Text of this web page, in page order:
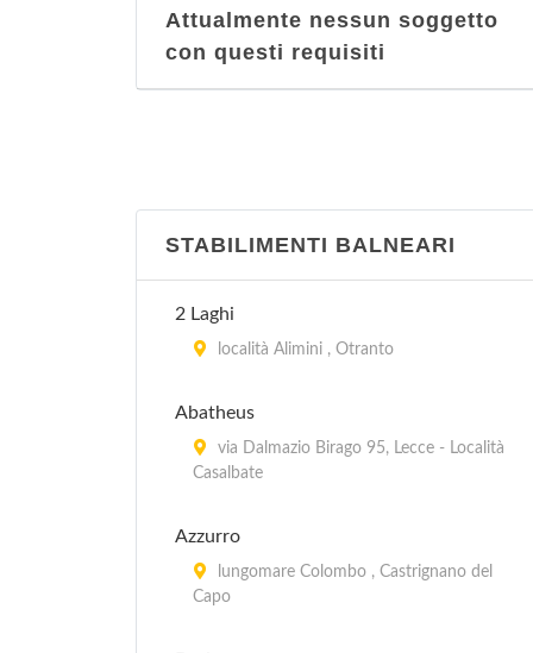
Attualmente nessun soggetto
con questi requisiti
STABILIMENTI BALNEARI
2 Laghi
località Alimini , Otranto
Abatheus
via Dalmazio Birago 95, Lecce - Località
Casalbate
Azzurro
lungomare Colombo , Castrignano del
Capo